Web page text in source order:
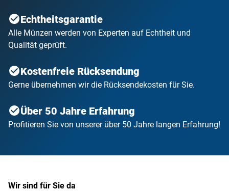
Echtheitsgarantie
Alle Münzen werden von Experten auf Echtheit und
Qualität geprüft.
Kostenfreie Rücksendung
Gerne übernehmen wir die Rücksendekosten für Sie.
Über 50 Jahre Erfahrung
Profitieren Sie von unserer über 50 Jahre langen Erfahrung!
Wir sind für Sie da